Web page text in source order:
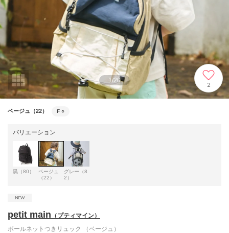
1/20
2
ベージュ（22） F ○
バリエーション
黒（80）
ベージュ
（22）
グレー（8
2）
petit main （プティマイン）
ボールネットつきリュック （ベージュ）